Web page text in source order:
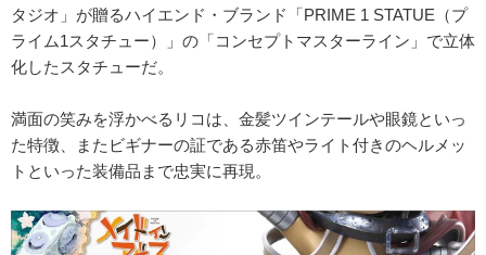
タジオ」が贈るハイエンド・ブランド「PRIME 1 STATUE（プ
ライム1スタチュー）」の「コンセプトマスターライン」で立体
化したスタチューだ。
満面の笑みを浮かべるリコは、金髪ツインテールや眼鏡といっ
た特徴、またビギナーの証である赤笛やライト付きのヘルメッ
トといった装備品まで忠実に再現。